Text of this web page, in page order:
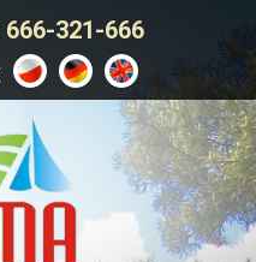
666-321-666